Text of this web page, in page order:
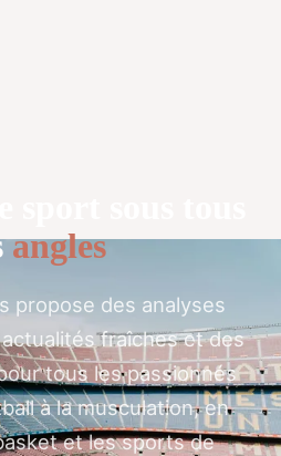
angles
propose des analyses
fraîches et des
tous les passionnés
à la musculation, en
et les sports de